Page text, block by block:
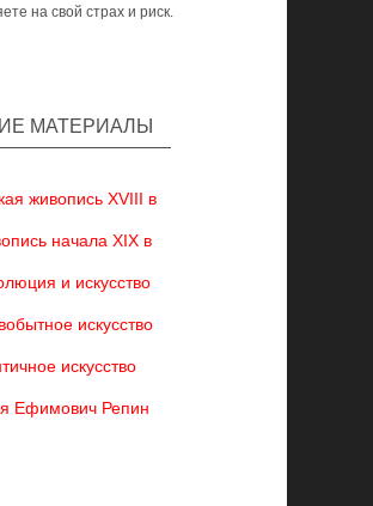
на свой страх и риск.
МАТЕРИАЛЫ
живопись XVIII в
начала XIX в
и искусство
искусство
искусство
Ефимович Репин